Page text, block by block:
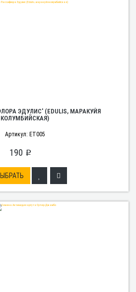
ЭДУЛИС' (EDULIS, МАРАКУЙЯ
КОЛУМБИЙСКАЯ)
Артикул: ET005
190 p